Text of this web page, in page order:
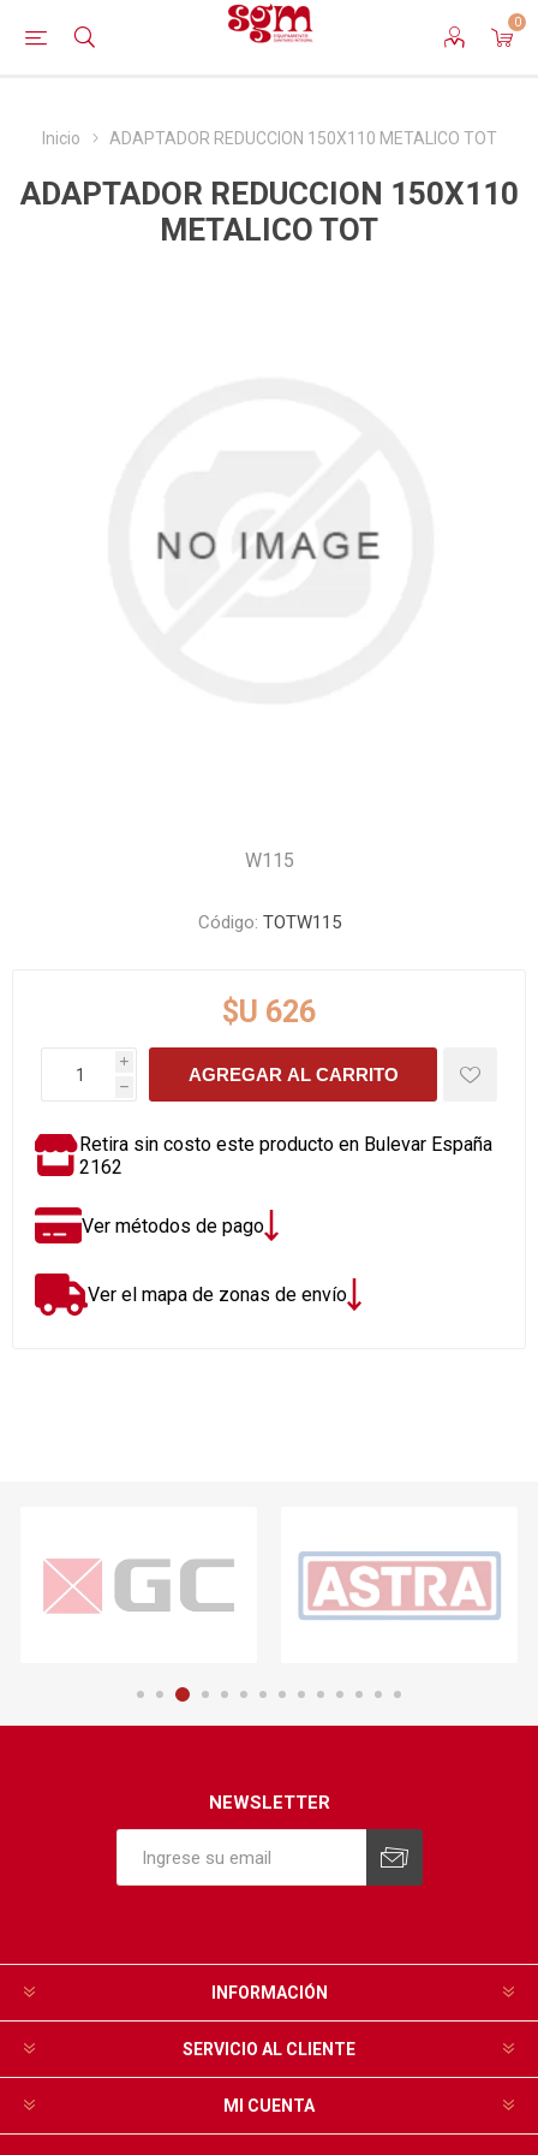
0
Inicio ADAPTADOR REDUCCION 150X110 METALICO TOT
ADAPTADOR REDUCCION 150X110
METALICO TOT
W115
Código: TOTW115
$U 626
i
h
AGREGAR AL CARRITO
Retira sin costo este producto en Bulevar España
2162
Ver métodos de pago
Ver el mapa de zonas de envío
NEWSLETTER
INFORMACIÓN
SERVICIO AL CLIENTE
MI CUENTA